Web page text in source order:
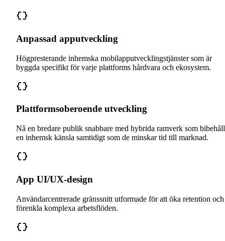
Anpassad apputveckling
Högpresterande inhemska mobilapputvecklingstjänster som är
byggda specifikt för varje plattforms hårdvara och ekosystem.
Plattformsoberoende utveckling
Nå en bredare publik snabbare med hybrida ramverk som
en inhemsk känsla samtidigt som de minskar tid till marknad.
App UI/UX-design
Användarcentrerade gränssnitt utformade för att öka retention och
förenkla komplexa arbetsflöden.